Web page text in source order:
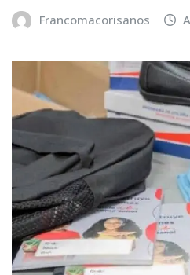
Francomacorisanos